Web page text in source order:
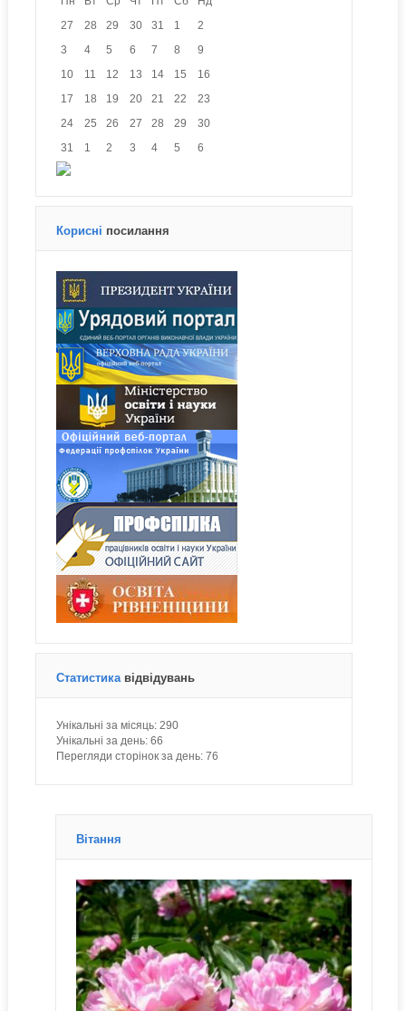
27 28 29 30 31 1 2
3 4 5 6 7 8 9
10 11 12 13 14 15 16
17 18 19 20 21 22 23
24 25 26 27 28 29 30
31 1 2 3 4 5 6
Корисні посилання
Статистика відвідувань
Унікальні за місяць: 290
Унікальні за день: 66
Перегляди сторінок за день: 76
Вітання